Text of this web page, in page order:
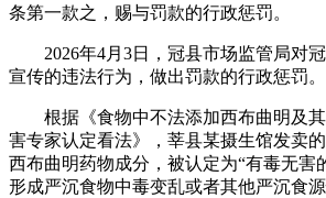
条第一款之，赐与罚款的行政惩罚。
2026年4月3日，冠县市场监管局对冠
宣传的违法行为，做出罚款的行政惩罚。
根据《食物中不法添加西布曲明及其
害专家认定看法》，莘县某摄生馆发卖
西布曲明药物成分，被认定为“有毒无害
形成严沉食物中毒变乱或者其他严沉食